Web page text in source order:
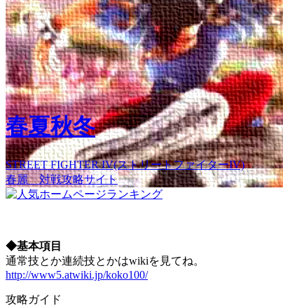
春夏秋冬
STREET FIGHTER IV(ストリートファイターIV)
春麗 対戦攻略サイト
◆基本項目
通常技とか連続技とかはwikiを見てね。
http://www5.atwiki.jp/koko100/
攻略ガイド